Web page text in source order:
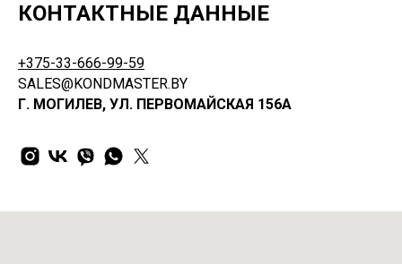
КОНТАКТНЫЕ ДАННЫЕ
+375-33-666-99-59
SALES@KONDMASTER.BY
Г. МОГИЛЕВ, УЛ. ПЕРВОМАЙСКАЯ 156А